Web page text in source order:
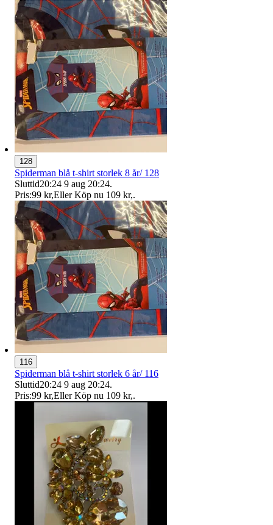
128
Spiderman blå t-shirt storlek 8 år/ 128
Sluttid20:24 9 aug 20:24.
Pris:99 kr,Eller Köp nu 109 kr,.
116
Spiderman blå t-shirt storlek 6 år/ 116
Sluttid20:24 9 aug 20:24.
Pris:99 kr,Eller Köp nu 109 kr,.